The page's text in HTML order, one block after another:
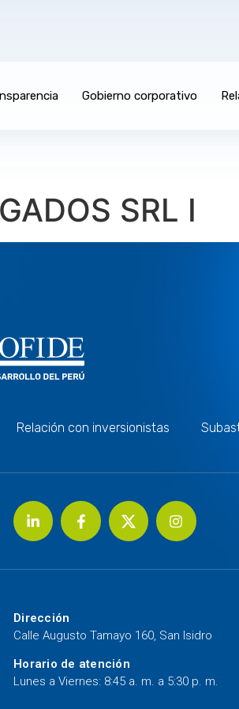
Gobierno corporativo
SRL I
Relación con inversionistas
Dirección
Calle Augusto Tamayo 160, San Isidro
Horario de atención
Lunes a Viernes: 8:45 a. m. a 5:30 p. m.